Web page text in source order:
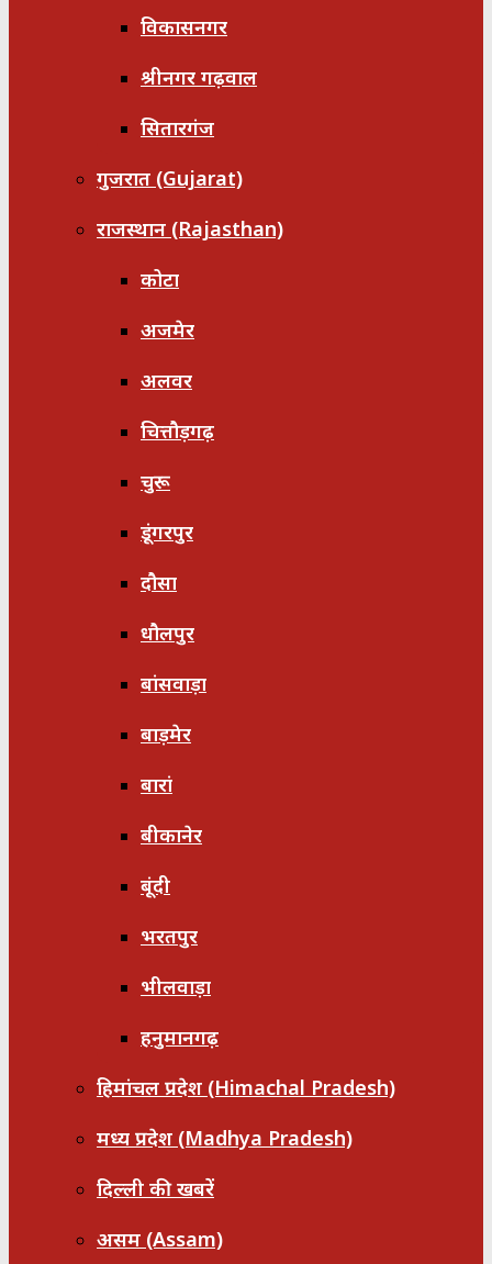
विकासनगर
श्रीनगर गढ़वाल
सितारगंज
गुजरात (Gujarat)
राजस्थान (Rajasthan)
कोटा
अजमेर
अलवर
चित्तौड़गढ़
चुरू
डूंगरपुर
दौसा
धौलपुर
बांसवाड़ा
बाड़मेर
बारां
बीकानेर
बूंदी
भरतपुर
भीलवाड़ा
हनुमानगढ़
हिमांचल प्रदेश (Himachal Pradesh)
मध्य प्रदेश (Madhya Pradesh)
दिल्ली की खबरें
असम (Assam)